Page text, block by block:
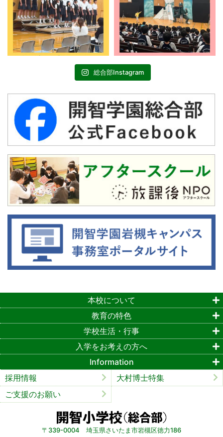
総合部Instagram
〒339-0004 埼玉県さいたま市岩槻区徳力186
本校について
教育の特色
学校生活・行事
入学をお考えの方へ
Information
採用情報
大村博士特集
ご支援のお願い